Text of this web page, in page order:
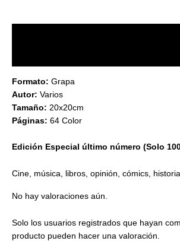
Formato: Grapa
Autor: Varios
Tamaño: 20x20cm
Páginas: 64 Color
Edición Especial último número (Solo
Cine, música, libros, opinión, cómics,
No hay valoraciones aún.
Solo los usuarios registrados que hayan
producto pueden hacer una valoración.